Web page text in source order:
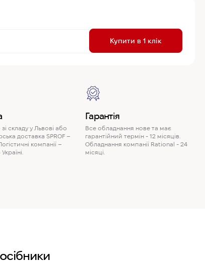
Купити в 1 клік
складу у Львові або
доставка SPROF –
компанії –
Гарантія
Все обладнання нове та має
гарантійний термін - 12 місяців.
Обладнання компанії Rational - 24
місяці.